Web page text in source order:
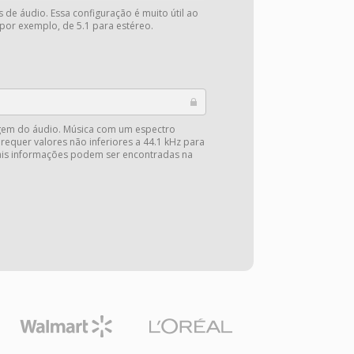
de áudio. Essa configuração é muito útil ao
exemplo, de 5.1 para estéreo.
do áudio. Música com um espectro
valores não inferiores a 44.1 kHz para
informações podem ser encontradas na